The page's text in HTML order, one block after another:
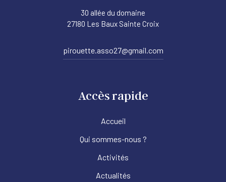
30 allée du domaine
27180 Les Baux Sainte Croix
pirouette.asso27@gmail.com
Accès rapide
Accueil
Qui sommes-nous ?
Activités
Actualités